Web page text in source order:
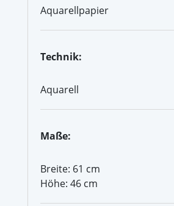
Aquarellpapier
Technik:
Aquarell
Maße:
Breite: 61 cm
Höhe: 46 cm